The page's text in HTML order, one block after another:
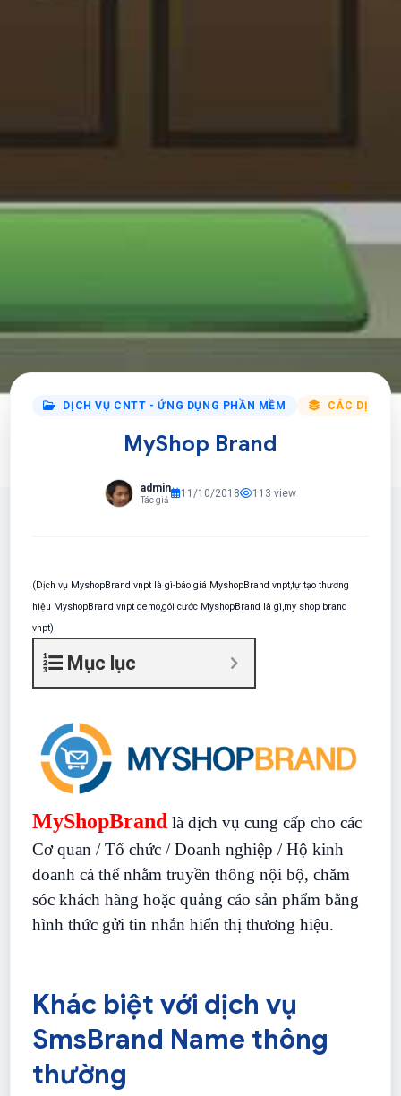
DỊCH VỤ CNTT - ỨNG DỤNG PHẦN MỀM CÁC DỊCH
MyShop Brand
admin
Tác giả 11/10/2018 113 view
(Dịch vụ MyshopBrand vnpt là gì-báo giá MyshopBrand vnpt,tự tạo thương
hiệu MyshopBrand vnpt demo,gói cước MyshopBrand là gì,my shop brand
vnpt)
Mục lục
MyShopBrand là dịch vụ cung cấp cho các
Cơ quan / Tổ chức / Doanh nghiệp / Hộ kinh
doanh cá thể nhằm truyền thông nội bộ, chăm
sóc khách hàng hoặc quảng cáo sản phẩm bằng
hình thức gửi tin nhắn hiển thị thương hiệu.
Khác biệt với dịch vụ
SmsBrand Name thông
thường